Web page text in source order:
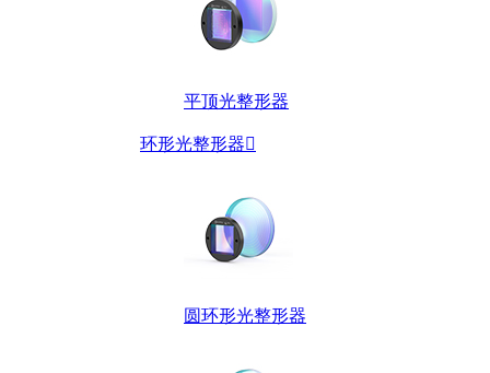
平顶光整形器
环形光整形器
圆环形光整形器